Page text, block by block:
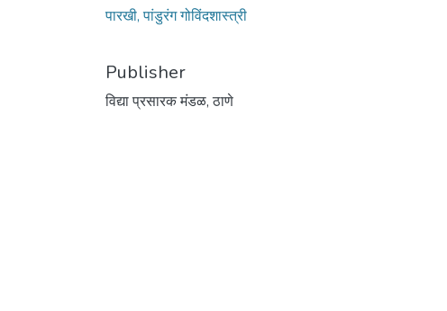
पारखी, पांडुरंग गोविंदशास्त्री
Publisher
विद्या प्रसारक मंडळ, ठाणे